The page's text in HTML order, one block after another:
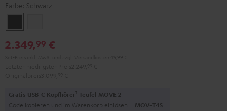
Farbe: Schwarz
2.349,99 €
Gratis USB-C Kopfhörer1 Teufel MOVE 2
Code kopieren und im Warenkorb einlösen. MOV-T4S